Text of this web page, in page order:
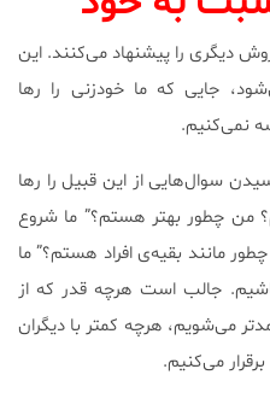
دیگری را پیشنهاد می‌کنند. این
جایی که ما خودزنی را رها
نمی‌کنیم.
سوال‌هایی از این قبیل را رها
من چطور بهتر هستم؟” ما شروع
مانند بقیه‌ی افراد هستم؟” ما
جالب است هرچه قدر که از
می‌شویم، هرچه کمتر با دیگران
می‌کنیم.